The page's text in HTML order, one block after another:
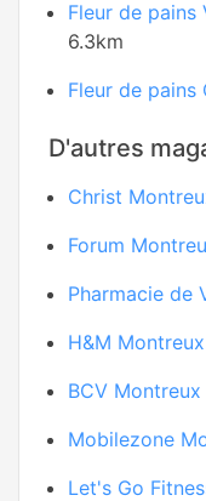
Fleur de pains
6.3km
Fleur de pains
D'autres
Christ
Forum
Pharmacie de
H&M
BCV Montreux
Mobilezone
Let's Go